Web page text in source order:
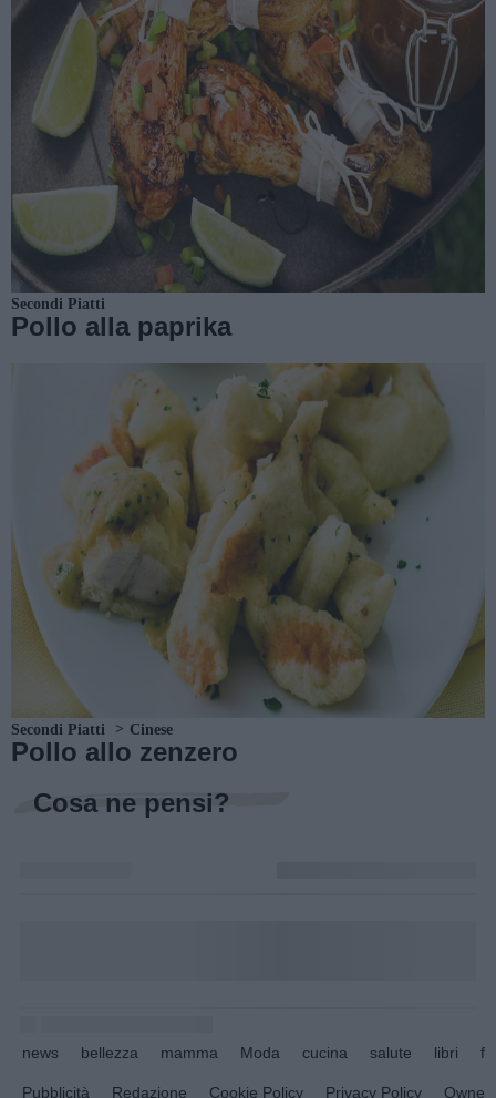
Secondi Piatti
Pollo alla paprika
Secondi Piatti Cinese
Pollo allo zenzero
Cosa ne pensi?
news bellezza mamma Moda cucina salute libri
Pubblicità Redazione Cookie Policy Privacy Policy